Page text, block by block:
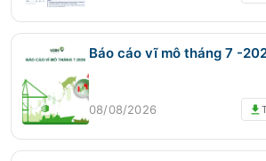
Báo cáo vĩ mô tháng 7 -
08/08/2026